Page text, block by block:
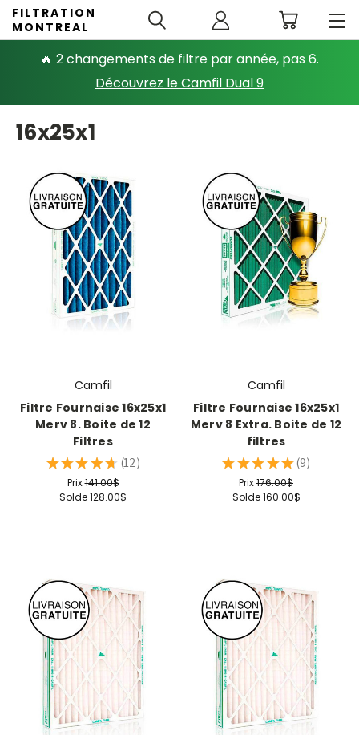
🔥 2 changements de filtre par année, pas 6.
Découvrez le Camfil Dual 9
FILTRATION
MONTREAL
16x25x1
Camfil
Filtre Fournaise 16x25x1
Merv 8. Boite de 12
Filtres
★ ★ ★ ★ ★ 12
12
Prix141.00$
Solde128.00$
Camfil
Filtre Fournaise 16x25x1
Merv 8 Extra. Boite de 12
filtres
★ ★ ★ ★ ★ 9
9
Prix176.00$
Solde160.00$